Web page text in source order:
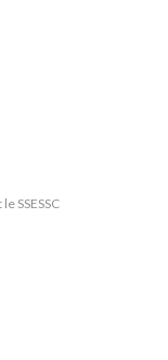
SSESSC